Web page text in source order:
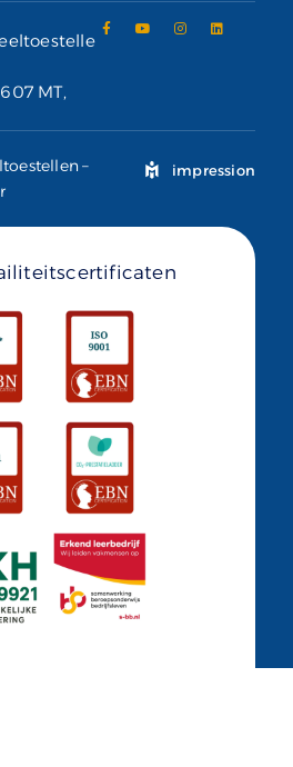
MT,
–
impression